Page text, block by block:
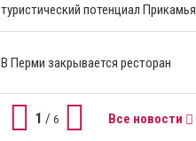
туристический потенциал Прикамья
В Перми закрывается ресторан
1 / 6 Все новости